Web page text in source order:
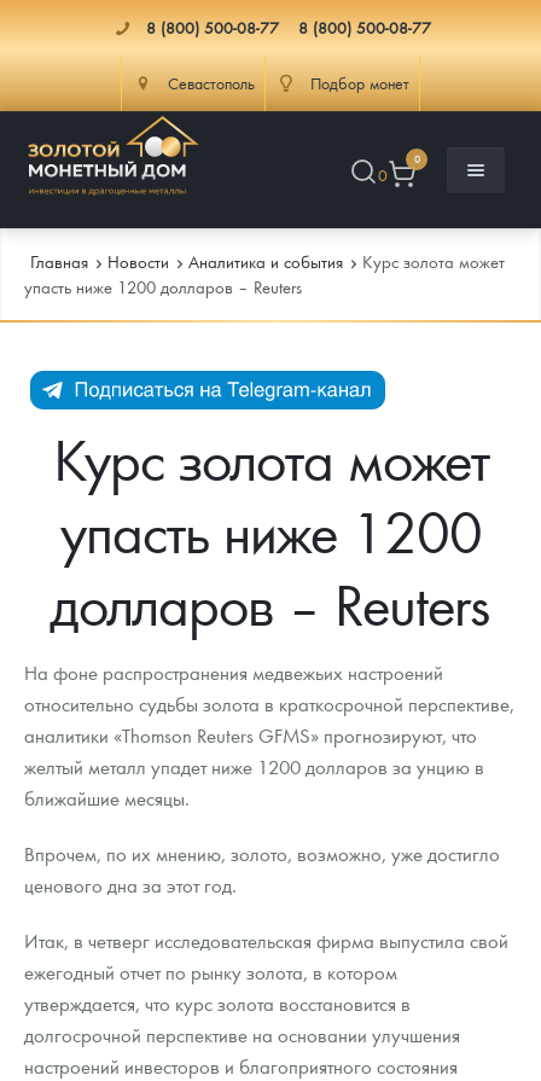
8 (800) 500-08-77 8 (800) 500-08-77
Севастополь Подбор монет
0
0
Каталог Монет
Инвестиционные монеты
Иностранные
Памятные монеты России и СССР
Монеты Царской России
Монеты стран мира после 1950г
Монеты и жетоны ЗМД
Георгий Победоносец
Золотой червонец Сеятель
Аксессуары
Год Лошади
Флот: ледоколы и корабли
Жетоны "Необыкновенные обитатели глубин"
Ювелирные изделия
Инфо
Как сделать заказ
Клуб ЗМД
Гарантии
Выкуп монет
Выкуп серебряных монет
Памятка для работы с монетами из драгметаллов
Монеты
Политика конфиденциальности
Политика использования Cookies
Положение по обработке и защите персональных данных
Доставка
Подбор монет
Информация
Распродажа монет и жетонов
Новости
Аналитика и события
Итоги 2025 года. Прогноз курсов золота, серебра, платины на
2026 год
Cтатьи
Георгий Победоносец - динамика цен
Котировки
Курс золота и серебра
Скупка слитков
Контакты
Наши преимущества
Пресс-служба
Главная Новости Аналитика и события
Курс золота может
упасть ниже 1200 долларов – Reuters
Курс золота может
упасть ниже 1200
долларов – Reuters
На фоне распространения медвежьих настроений
относительно судьбы золота в краткосрочной перспективе,
аналитики «Thomson Reuters GFMS» прогнозируют, что
желтый металл упадет ниже 1200 долларов за унцию в
ближайшие месяцы.
Впрочем, по их мнению, золото, возможно, уже достигло
ценового дна за этот год.
Итак, в четверг исследовательская фирма выпустила свой
ежегодный отчет по рынку золота, в котором
утверждается, что курс золота восстановится в
долгосрочной перспективе на основании улучшения
настроений инвесторов и благоприятного состояния